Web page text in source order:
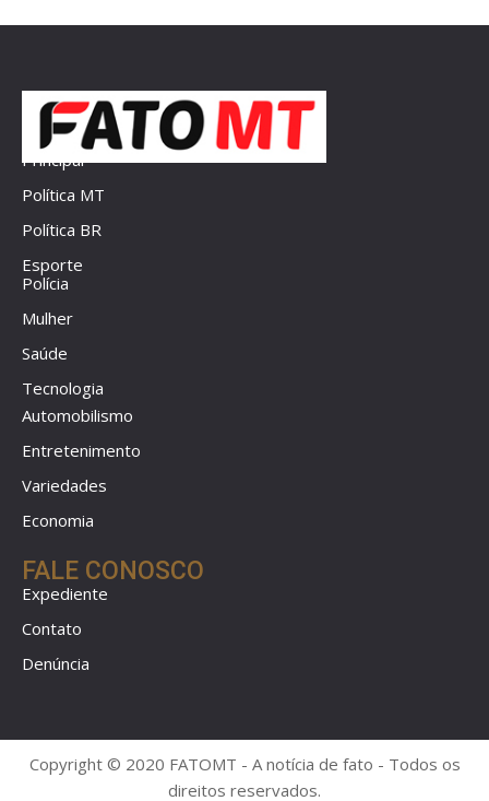
Principal
Política MT
Política BR
Esporte
Polícia
Mulher
Saúde
Tecnologia
Automobilismo
Entretenimento
Variedades
Economia
FALE CONOSCO
Expediente
Contato
Denúncia
Copyright © 2020 FATOMT - A notícia de fato - Todos os
direitos reservados.